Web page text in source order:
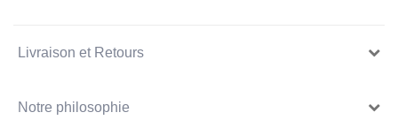
Livraison et Retours
Notre philosophie